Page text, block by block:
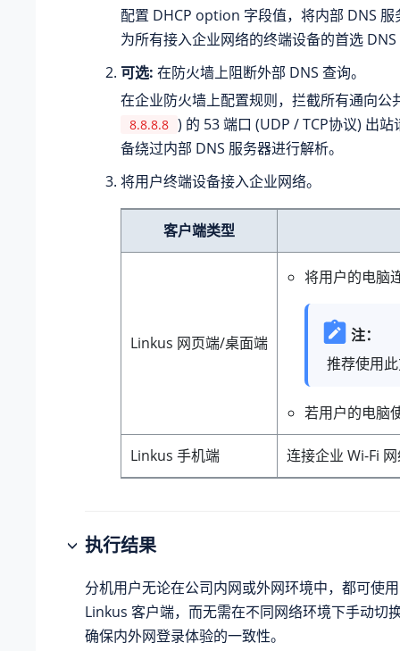
配置 DHCP option 字段值，将内部 DNS 服
为所有接入企业网络的终端设备的首选
可选: 在防火墙上阻断外部 DNS 查询。
在企业防火墙上配置规则，拦截所有通向公
8.8.8.8 ) 的 53 端口 (UDP / TCP协议) 出
备绕过内部 DNS 服务器进行解析。
将用户终端设备接入企业网络。
客户端类型
Linkus 网页端/桌面端
将用户的电脑
注：
推荐使用
若用户的电脑
Linkus 手机端 连接企业 Wi-Fi
执行结果
分机用户无论在公司内网或外网环境中，都可使
Linkus 客户端，而无需在不同网络环境下手动切
确保内外网登录体验的一致性。